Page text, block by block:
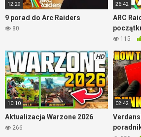
12:29
9 porad do Arc Raiders
80
26:42
ARC
115
HD
10:10
Aktualizacja Warzone 2026
266
02:42